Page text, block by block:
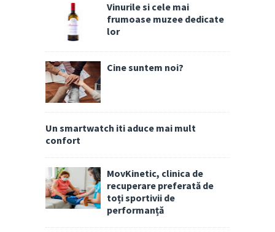
Vinurile si cele mai
frumoase muzee dedicate
lor
Cine suntem noi?
Un smartwatch iti aduce mai mult
confort
MovKinetic, clinica de
recuperare preferată de
toți sportivii de
performanță